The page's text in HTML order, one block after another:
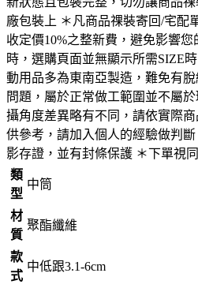
廠包裝上 ＊凡商品祼裝寄回/宅配
收定價10%之整新費，避免影響
時，選購頁面並無顯示所需SIZE
動用品多為東南亞製造，難免有
問題，屬於正常做工範圍並不屬
攝角度差異略有不同，請依實際
供參考，請加入個人的經驗做判
影存證，並有封條保護 ＊下單視
類
型
中筒
材
質
聚酯纖維
款
式
中低跟3.1-6cm